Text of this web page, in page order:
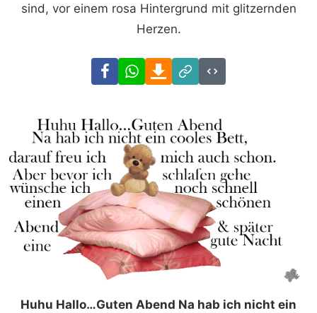
sind, vor einem rosa Hintergrund mit glitzernden
Herzen.
FacebookWhatsAppDownload
Link
Code
Huhu Hallo…Guten Abend Na hab ich nicht ein